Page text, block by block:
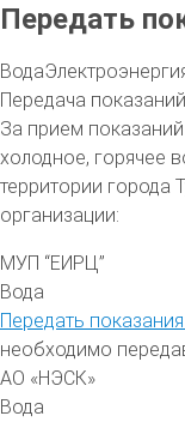
Передать
Вода
Передача
За прием
холодное, горячее
территории города
организации:
МУП “ЕИРЦ”
Вода
Передать
необходимо
АО «НЭСК»
Вода